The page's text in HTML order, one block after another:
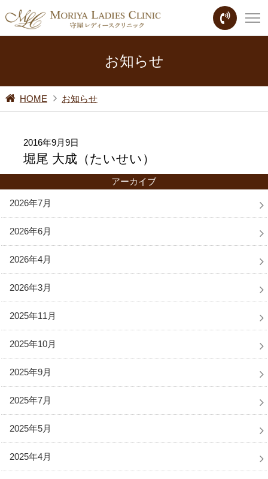
お知らせ
HOME お知らせ
2016年9月9日
堀尾 大成（たいせい）
アーカイブ
2026年7月
2026年6月
2026年4月
2026年3月
2025年11月
2025年10月
2025年9月
2025年7月
2025年5月
2025年4月